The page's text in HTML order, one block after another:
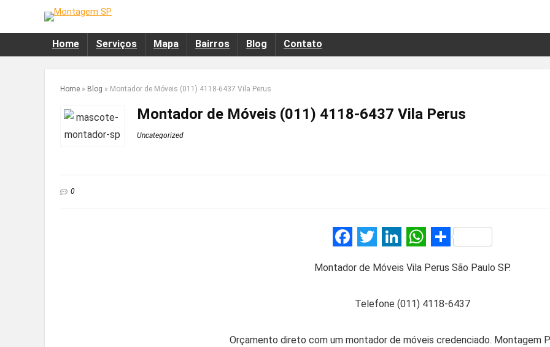
Home Serviços Mapa Bairros Blog Contato
Home » Blog » Montador de Móveis (011) 4118-6437 Vila Perus
Montador de Móveis (011) 4118-6437 Vila Perus
Uncategorized
0
F
ce
b
o
o
T
tt
er
Li
ke
dI
n
W
at
s
A
p
ar
e
Montador de Móveis Vila Perus São Paulo SP.
Telefone (011) 4118-6437
Orçamento direto com um montador de móveis credenciado. Montagem